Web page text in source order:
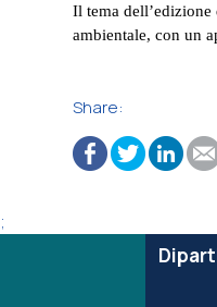
Il tema
ambientale, con un
Share:
;